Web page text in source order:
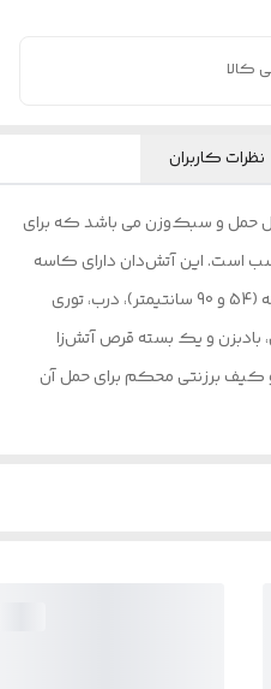
کالا
نظرات کاربران
حمل و سبک‌وزن می باشد که برای
است. این آتش‌دان دارای کاسه
لعابی با قطر 60 سانتیمتر، پایه دو تیکه (54 و 90 سانتیمتر)، درب، توری
و یک بسته قرص آتش‌زا
برزنتی محکم برای حمل آن